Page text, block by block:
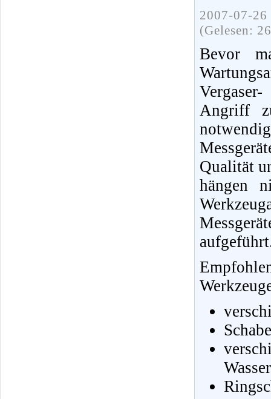
2007-07-
(Gelesen:
Bevor
Angriff
Qualität
hängen